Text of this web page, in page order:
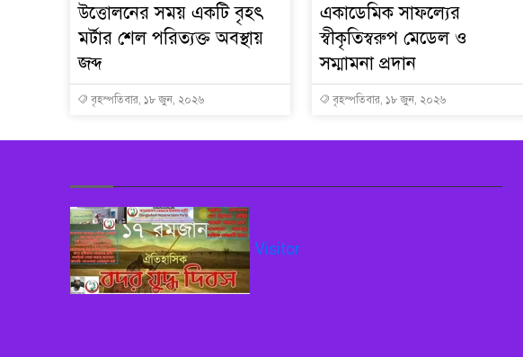
উত্তোলনের সময় একটি বৃহৎ
মর্টার শেল পরিত্যক্ত অবস্থায়
জব্দ
বৃহস্পতিবার, ১৮ জুন, ২০২৬
একাডেমিক সাফল্যের
স্বীকৃতিস্বরুপ মেডেল ও
সম্মামনা প্রদান
বৃহস্পতিবার, ১৮ জুন, ২০২৬
Visitor